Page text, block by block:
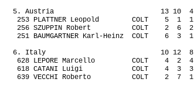
5. Austria
13 10 4
253 PLATTNER Leopold
COLT 5 1 1
256 SZUPPIN Robert
COLT 2 6 2
251 BAUMGARTNER Karl-Heinz
COLT 6 3 1
6. Italy
10 12 8
628 LEPORE Marcello
COLT 4 2 4
618 CATANI Luigi
COLT 4 3 3
639 VECCHI Roberto
COLT 2 7 1